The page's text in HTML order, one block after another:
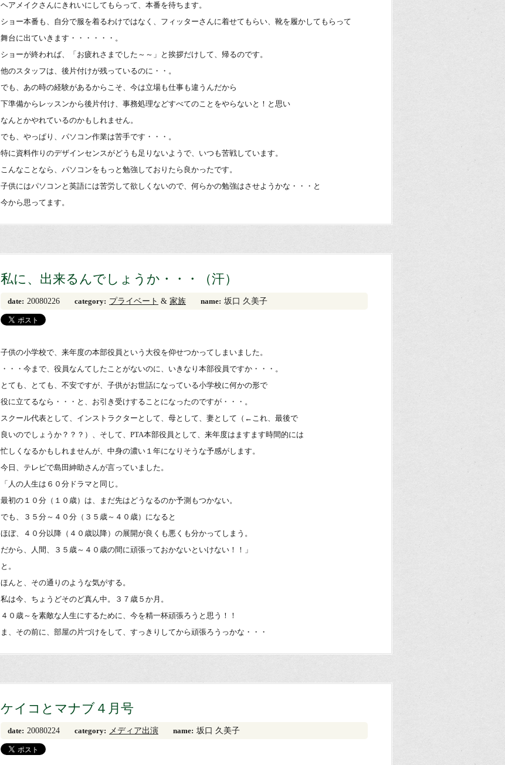
ヘアメイクさんにきれいにしてもらって、本番を待ちます。
ショー本番も、自分で服を着るわけではなく、フィッターさんに着せてもらい、靴を履かしてもらって
舞台に出ていきます・・・・・・。
ショーが終われば、「お疲れさまでした～～」と挨拶だけして、帰るのです。
他のスタッフは、後片付けが残っているのに・・。
でも、あの時の経験があるからこそ、今は立場も仕事も違うんだから
下準備からレッスンから後片付け、事務処理などすべてのことをやらないと！と思い
なんとかやれているのかもしれません。
でも、やっぱり、パソコン作業は苦手です・・・。
特に資料作りのデザインセンスがどうも足りないようで、いつも苦戦しています。
こんなことなら、パソコンをもっと勉強しておりたら良かったです。
子供にはパソコンと英語には苦労して欲しくないので、何らかの勉強はさせようかな・・・と
今から思ってます。
私に、出来るんでしょうか・・・（汗）
date: 20080226 category: プライベート & 家族 name: 坂口 久美子
子供の小学校で、来年度の本部役員という大役を仰せつかってしまいました。
・・・今まで、役員なんてしたことがないのに、いきなり本部役員ですか・・・。
とても、とても、不安ですが、子供がお世話になっている小学校に何かの形で
役に立てるなら・・・と、お引き受けすることになったのですが・・・。
スクール代表として、インストラクターとして、母として、妻として（←これ、最後で
良いのでしょうか？？？）、そして、PTA本部役員として、来年度はますます時間的には
忙しくなるかもしれませんが、中身の濃い１年になりそうな予感がします。
今日、テレビで島田紳助さんが言っていました。
「人の人生は６０分ドラマと同じ。
最初の１０分（１０歳）は、まだ先はどうなるのか予測もつかない。
でも、３５分～４０分（３５歳～４０歳）になると
ほぼ、４０分以降（４０歳以降）の展開が良くも悪くも分かってしまう。
だから、人間、３５歳～４０歳の間に頑張っておかないといけない！！」
と。
ほんと、その通りのような気がする。
私は今、ちょうどそのど真ん中。３７歳５か月。
４０歳～を素敵な人生にするために、今を精一杯頑張ろうと思う！！
ま、その前に、部屋の片づけをして、すっきりしてから頑張ろうっかな・・・
ケイコとマナブ４月号
date: 20080224 category: メディア出演 name: 坂口 久美子